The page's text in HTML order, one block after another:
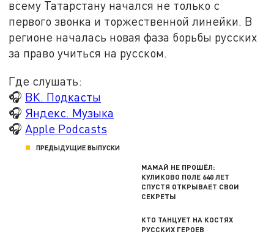
всему Татарстану начался не только с
первого звонка и торжественной линейки. В
регионе началась новая фаза борьбы русских
за право учиться на русском.
Где слушать:
🎧 ВК. Подкасты
🎧 Яндекс. Музыка
🎧Apple Podcasts
ПРЕДЫДУЩИЕ ВЫПУСКИ
МАМАЙ НЕ ПРОШЁЛ:
КУЛИКОВО ПОЛЕ 640 ЛЕТ
СПУСТЯ ОТКРЫВАЕТ СВОИ
СЕКРЕТЫ
КТО ТАНЦУЕТ НА КОСТЯХ
РУССКИХ ГЕРОЕВ